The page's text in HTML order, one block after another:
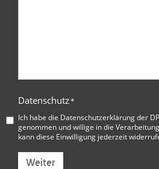
Datenschutz*
Ich habe die Datenschutzerklärung der
genommen und willige in die
kann diese Einwilligung jederzeit
Weiter